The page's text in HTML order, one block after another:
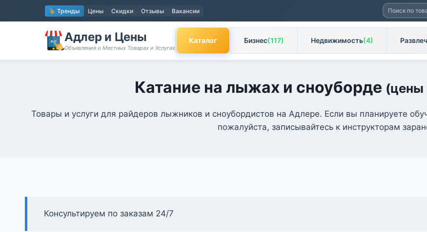
к
содержимому
Тренды Цены Скидки Отзывы Вакансии Искать:
Адлер и Цены
Объявления о Местных Товарах и Услугах
Каталог Бизнес(117) Недвижимость(4)
Катание на лыжах и сноуборде (цены
Товары и услуги для райдеров лыжников и сноубордистов на Адлере. Если вы планируете
пожалуйста, записывайтесь к инструкторам
Консультируем по заказам 24/7